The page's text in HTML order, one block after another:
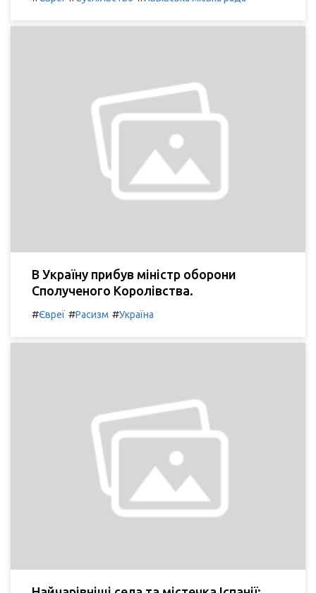
В Україну прибув міністр оборони
Сполученого Королівства.
#Євреї #Расизм #Україна